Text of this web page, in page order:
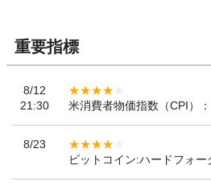
重要指標
8/12
21:30
米消費者物価指数（CPI）
8/23
ビットコイン:ハードフォ